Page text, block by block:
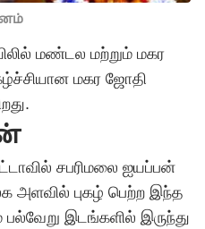
மண்டல மற்றும் மகர
மகர ஜோதி
சபரிமலை ஐயப்பன்
அளவில் புகழ் பெற்ற இந்த
இடங்களில் இருந்து